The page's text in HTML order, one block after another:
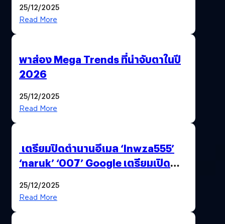
25/12/2025
Read More
พาส่อง Mega Trends ที่น่าจับตาในปี
2026
25/12/2025
Read More
เตรียมปิดตำนานอีเมล ‘lnwza555’
‘naruk’ ‘007’ Google เตรียมเปิด
25/12/2025
Read More